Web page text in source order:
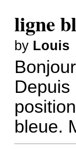
ligne
by Louis
bleue.